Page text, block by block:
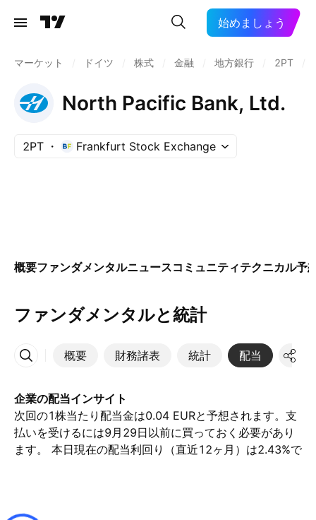
始めましょう
マーケット ドイツ 株式 金融 地方銀行 2PT
North Pacific Bank, Ltd.
2PT Frankfurt Stock Exchange
概要ファンダメンタルニュースコミュニティテクニカル予
ファンダメンタルと統計
概要 財務諸表 統計 配当 決算
その他
企業の配当インサイト
次回の1株当たり配当金は0.04 EURと予想されます。支
払いを受けるには9月29日以前に買っておく必要があり
ます。 本日現在の配当利回り（直近12ヶ月）は2.43%で